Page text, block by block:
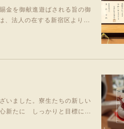
金を御献進遊ばされる旨の御
法人の在する新宿区より…
いました。寮生たちの新しい
新たに しっかりと目標に…